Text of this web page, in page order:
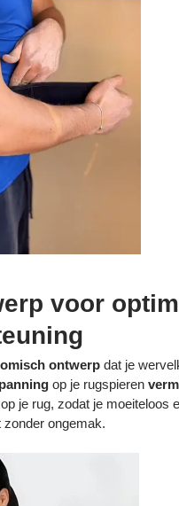
voor
ontwerpdat je
op je rugspieren
je rug, zodat je moeiteloos
zonder ongemak.